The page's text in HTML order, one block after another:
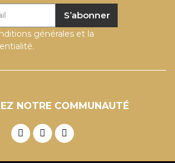
S’abonner
générales et la
NOTRE COMMUNAUTÉ